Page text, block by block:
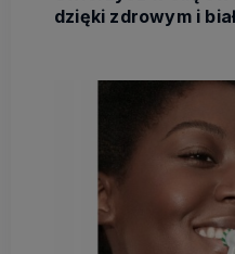
dzięki zdrowym i